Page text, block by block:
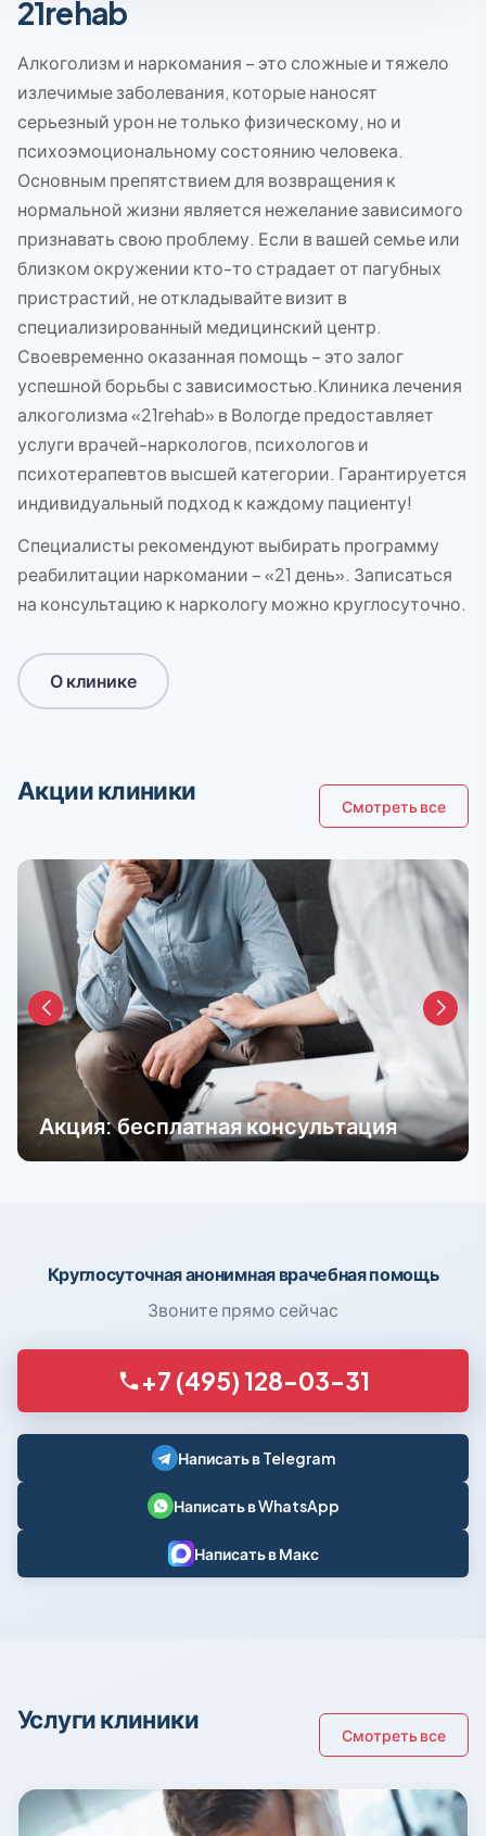
21rehab
Алкоголизм и наркомания – это сложные и тяжело
излечимые заболевания, которые наносят
серьезный урон не только физическому, но и
психоэмоциональному состоянию человека.
Основным препятствием для возвращения к
нормальной жизни является нежелание зависимого
признавать свою проблему. Если в вашей семье или
близком окружении кто-то страдает от пагубных
пристрастий, не откладывайте визит в
специализированный медицинский центр.
Своевременно оказанная помощь – это залог
успешной борьбы с зависимостью.Клиника лечения
алкоголизма «21rehab» в Вологде предоставляет
услуги врачей-наркологов, психологов и
психотерапевтов высшей категории. Гарантируется
индивидуальный подход к каждому пациенту!
Специалисты рекомендуют выбирать программу
реабилитации наркомании – «21 день». Записаться
на консультацию к наркологу можно круглосуточно.
О клинике
Акции клиники
Смотреть все
Акция: бесплатная консультация
Круглосуточная анонимная врачебная помощь
Звоните прямо сейчас
+7 (495) 128-03-31
Написать в Telegram
Написать в WhatsApp
Написать в Макс
Услуги клиники
Смотреть все